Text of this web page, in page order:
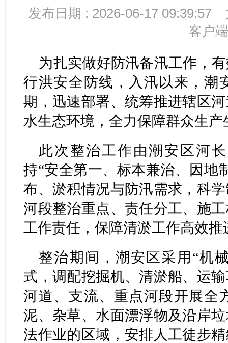
发布日期 : 2026-06-17 09:39:57
客户端
为扎实做好防汛备汛工作，
行洪安全防线，入汛以来，潮
期，迅速部署、统筹推进辖区
水生态环境，全力保障群众生
此次整治工作由潮安区河
持“安全第一、标本兼治、因地
布、淤积情况与防汛需求，科
河段整治重点、责任分工、施
工作责任，保障清淤工作高效推
整治期间，潮安区采用“机
式，调配挖掘机、清淤船、运
河道、支流、重点河段开展全
泥、杂草、水面漂浮物及沿岸
法作业的区域，安排人工徒步